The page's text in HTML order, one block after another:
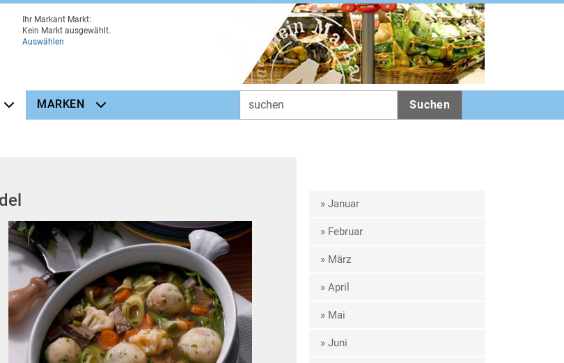
Ihr Markant Markt:
Kein Markt ausgewählt.
Auswählen
MARKEN Suchen
» Januar
» Februar
» März
» April
» Mai
» Juni